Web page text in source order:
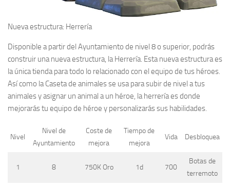
Nueva estructura: Herrería
Disponible a partir del Ayuntamiento de nivel 8 o superior , podrás
construir una nueva estructura, la Herrería. Esta nueva estructura es
la única tienda para todo lo relacionado con el equipo de tus héroes.
Así como la Caseta de animales se usa para subir de nivel a tus
animales y asignar un animal a un héroe, la herrería es donde
mejorarás tu equipo de héroe y personalizarás sus habilidades.
Nivel
Nivel de
Ayuntamiento
Coste de
mejora
Tiempo de
mejora
Vida Desbloquea
1 8 750K Oro 1d 700
Botas de
terremoto